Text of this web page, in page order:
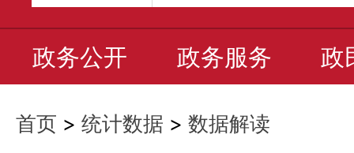
政务公开 政务服务 政
首页 > 统计数据 > 数据解读